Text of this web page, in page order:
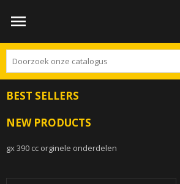

BEST SELLERS
NEW PRODUCTS
GX 390 CC ORIGINEEL
gx 390 cc orginele onderdelen